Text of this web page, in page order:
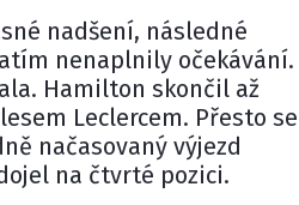
nadšení, následné
nenaplnily očekávání.
Hamilton skončil až
Leclercem. Přesto se
načasovaný výjezd
na čtvrté pozici.